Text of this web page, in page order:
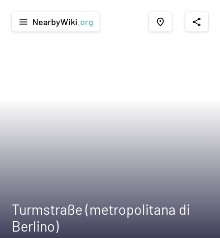
menu NearbyWiki .org place share
Turmstraße (metropolitana di
Berlino)